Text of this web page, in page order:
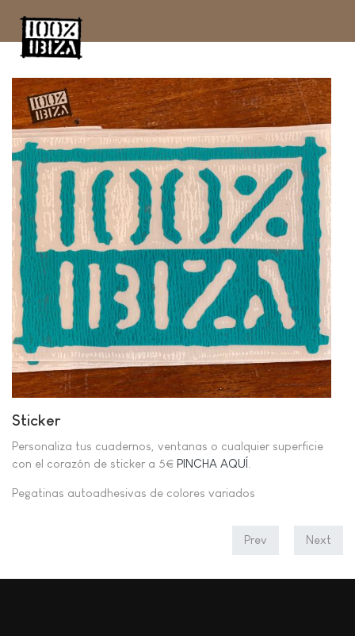
Sticker
Personaliza tus cuadernos, ventanas o cualquier superficie
con el corazón de sticker a 5€ PINCHA AQUÍ
Pegatinas autoadhesivas de colores variados
Prev Next